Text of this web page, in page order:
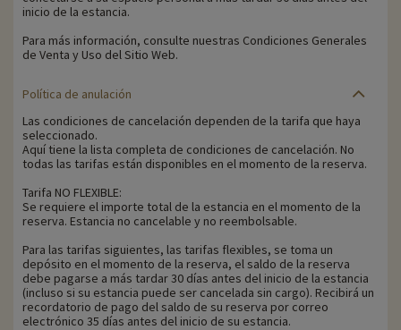
inicio de la estancia.
Para más información, consulte nuestras Condiciones Generales
de Venta y Uso del Sitio Web.
Política de anulación
Las condiciones de cancelación dependen de la tarifa que haya
seleccionado.
Aquí tiene la lista completa de condiciones de cancelación. No
todas las tarifas están disponibles en el momento de la reserva.
Tarifa NO FLEXIBLE:
Se requiere el importe total de la estancia en el momento de la
reserva. Estancia no cancelable y no reembolsable.
Para las tarifas siguientes, las tarifas flexibles, se toma un
depósito en el momento de la reserva, el saldo de la reserva
debe pagarse a más tardar 30 días antes del inicio de la estancia
(incluso si su estancia puede ser cancelada sin cargo). Recibirá un
recordatorio de pago del saldo de su reserva por correo
electrónico 35 días antes del inicio de su estancia.